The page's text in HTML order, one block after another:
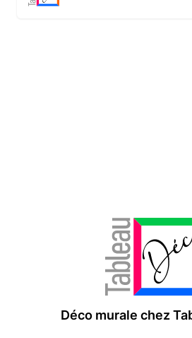
Déco murale chez